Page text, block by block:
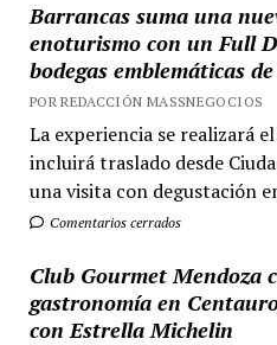
Barrancas suma una
enoturismo con un Full
bodegas emblemáticas
POR REDACCIÓN MASSNEGOCIOS
La experiencia se realizará
incluirá traslado desde
una visita con degustación
Comentarios cerrados
Club Gourmet Mendoza
gastronomía en
con Estrella Michelin